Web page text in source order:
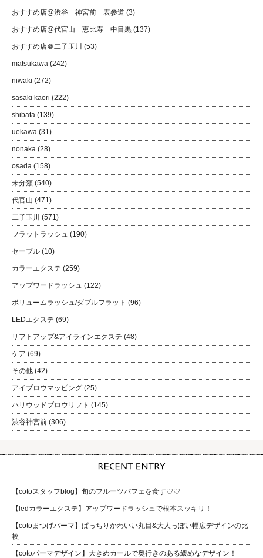
おすすめ店@渋谷 神宮前 表参道 (3)
おすすめ店@代官山 恵比寿 中目黒 (137)
おすすめ店＠二子玉川 (53)
matsukawa (242)
niwaki (272)
sasaki kaori (222)
shibata (139)
uekawa (31)
nonaka (28)
osada (158)
未分類 (540)
代官山 (471)
二子玉川 (571)
フラットラッシュ (190)
セーブル (10)
カラーエクステ (259)
アップワードラッシュ (122)
ボリュームラッシュ/ダブルフラット (96)
LEDエクステ (69)
リフトアップ&アイラインエクステ (48)
ケア (69)
その他 (42)
アイブロウマッピング (25)
ハリウッドブロウリフト (145)
渋谷神宮前 (306)
【cotoスタッフblog】旬のフルーツパフェを食す♡♡
【ledカラーエクステ】アップワードラッシュで根本スッキリ！
【cotoまつげパーマ】ぱっちりかわいい丸目&大人っぽい幅広デザインの比
較
【cotoパーマデザイン】大きめカールで奥行きのある緩めなデザイン！